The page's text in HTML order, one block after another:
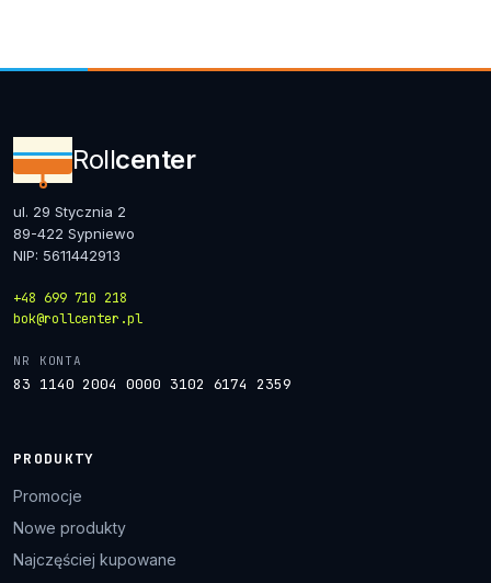
Rollcenter
ul. 29 Stycznia 2
89-422 Sypniewo
NIP: 5611442913
+48 699 710 218
bok@rollcenter.pl
NR KONTA
83 1140 2004 0000 3102 6174 2359
PRODUKTY
Promocje
Nowe produkty
Najczęściej kupowane